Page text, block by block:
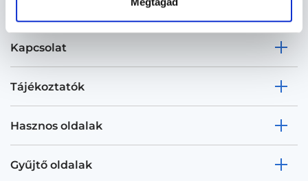
Kapcsolat
Tájékoztatók
Hasznos oldalak
Gyűjtő oldalak